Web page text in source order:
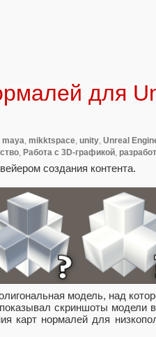
для
maya, mikktspace, unity, Unreal
, Работа с 3D-графикой,
создания контента.
модель, над
скриншоты модели
карт нормалей для